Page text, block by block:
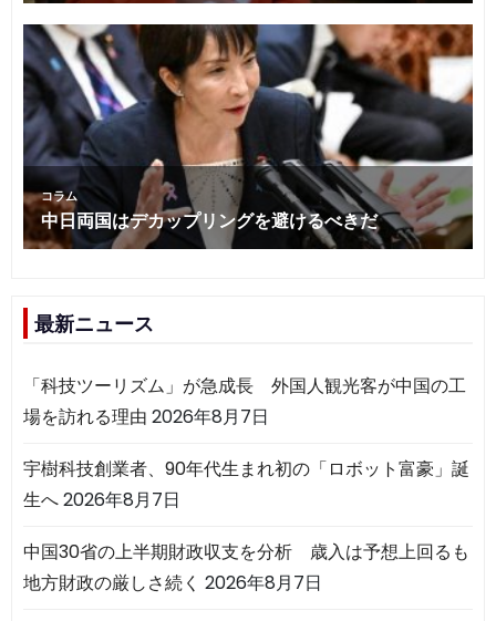
最新ニュース
「科技ツーリズム」が急成長 外国人観光客が中国の工
場を訪れる理由 2026年8月7日
宇樹科技創業者、90年代生まれ初の「ロボット富豪」誕
生へ2026年8月7日
中国30省の上半期財政収支を分析 歳入は予想上回るも
地方財政の厳しさ続く 2026年8月7日